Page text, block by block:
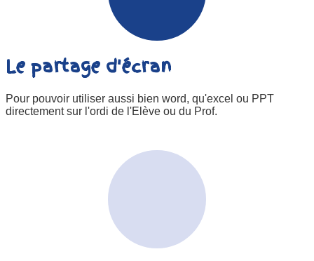
Le partage d'écran
Pour pouvoir utiliser aussi bien word, qu'excel ou PPT
directement sur l'ordi de l'Elève ou du Prof.